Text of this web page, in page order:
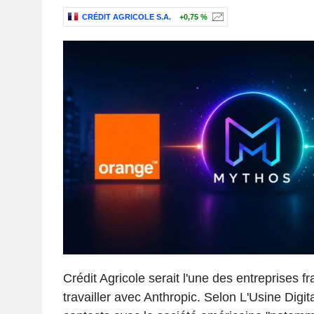
CRÉDIT AGRICOLE S.A. +0,75 %
Crédit Agricole serait l'une des entreprises
travailler avec Anthropic. Selon L'Usine